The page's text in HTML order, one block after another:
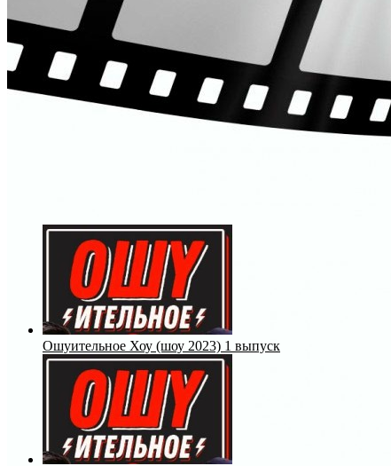
Ошуительное Хоу (шоу 2023) 1 выпуск